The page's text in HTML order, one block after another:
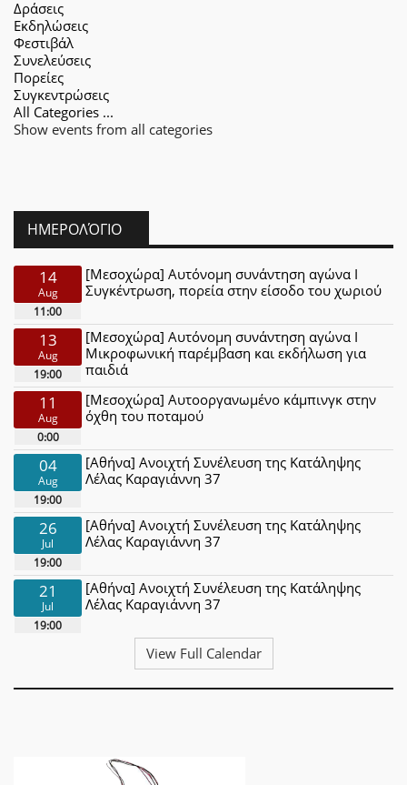
Δράσεις
Εκδηλώσεις
Φεστιβάλ
Συνελεύσεις
Πορείες
Συγκεντρώσεις
All Categories ...
Show events from all categories
ΗΜΕΡΟΛΌΓΙΟ
14
Aug
11:00
[Μεσοχώρα] Αυτόνομη συνάντηση αγώνα Ι
Συγκέντρωση, πορεία στην είσοδο του χωριού
13
Aug
19:00
[Μεσοχώρα] Αυτόνομη συνάντηση αγώνα Ι
Μικροφωνική παρέμβαση και εκδήλωση για
παιδιά
11
Aug
0:00
[Μεσοχώρα] Αυτοοργανωμένο κάμπινγκ στην
όχθη του ποταμού
04
Aug
19:00
[Αθήνα] Ανοιχτή Συνέλευση της Κατάληψης
Λέλας Καραγιάννη 37
26
Jul
19:00
[Αθήνα] Ανοιχτή Συνέλευση της Κατάληψης
Λέλας Καραγιάννη 37
21
Jul
19:00
[Αθήνα] Ανοιχτή Συνέλευση της Κατάληψης
Λέλας Καραγιάννη 37
View Full Calendar